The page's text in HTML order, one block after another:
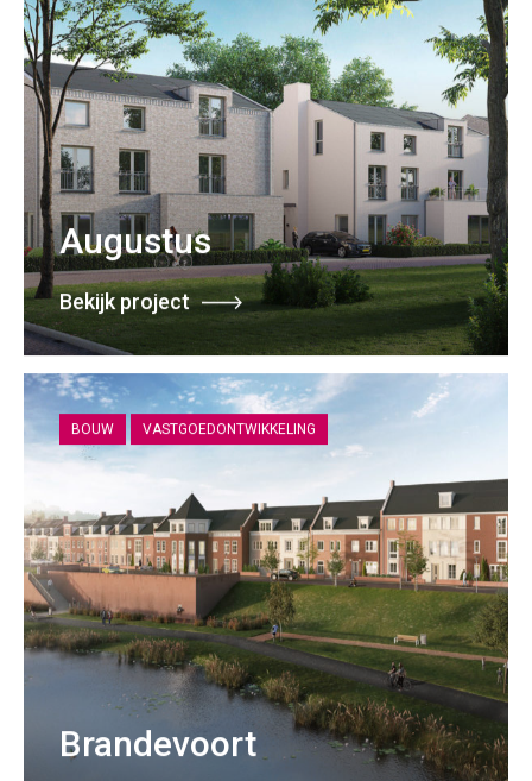
Augustus
Bekijk project
BOUW VASTGOEDONTWIKKELING
Brandevoort